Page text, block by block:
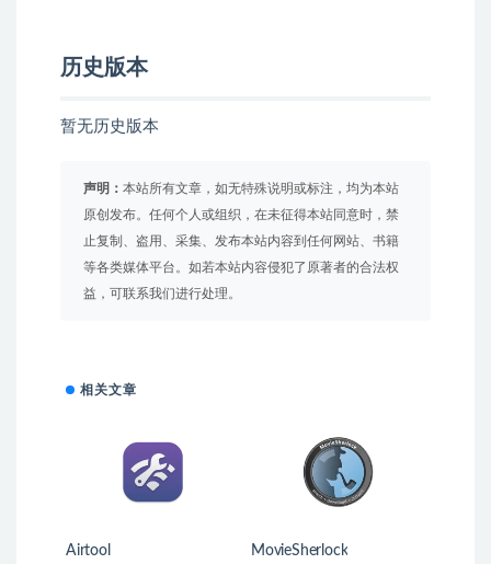
历史版本
暂无历史版本
声明： 本站所有文章，如无特殊说明或标注，均为本站
原创发布。任何个人或组织，在未征得本站同意时，禁
止复制、盗用、采集、发布本站内容到任何网站、书籍
等各类媒体平台。如若本站内容侵犯了原著者的合法权
益，可联系我们进行处理。
相关文章
Airtool MovieSherlock